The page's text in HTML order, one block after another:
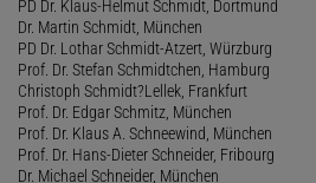
PD Dr. Klaus-Helmut Schmidt, Dortmund
Dr. Martin Schmidt, München
PD Dr. Lothar Schmidt-Atzert, Würzburg
Prof. Dr. Stefan Schmidtchen, Hamburg
Christoph Schmidt?Lellek, Frankfurt
Prof. Dr. Edgar Schmitz, München
Prof. Dr. Klaus A. Schneewind, München
Prof. Dr. Hans-Dieter Schneider, Fribourg
Dr. Michael Schneider, München